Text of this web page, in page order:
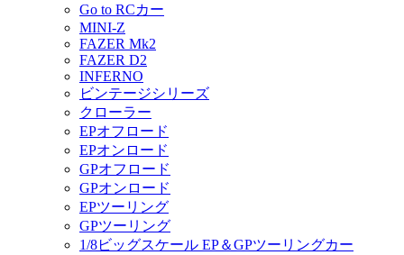
Go to RCカー
MINI-Z
FAZER Mk2
FAZER D2
INFERNO
ビンテージシリーズ
クローラー
EPオフロード
EPオンロード
GPオフロード
GPオンロード
EPツーリング
GPツーリング
1/8ビッグスケール EP＆GPツーリングカー